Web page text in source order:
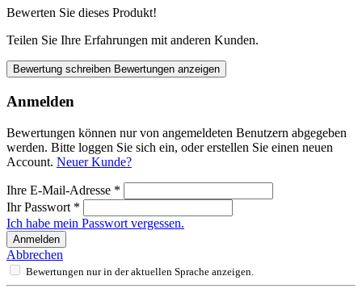
Bewerten Sie dieses Produkt!
Teilen Sie Ihre Erfahrungen mit anderen Kunden.
Bewertung schreiben Bewertungen anzeigen
Anmelden
Bewertungen können nur von angemeldeten Benutzern abgegeben
werden. Bitte loggen Sie sich ein, oder erstellen Sie einen neuen
Account. Neuer Kunde?
Ihre E-Mail-Adresse *
Ihr Passwort *
Ich habe mein Passwort vergessen.
Anmelden
Abbrechen
Bewertungen nur in der aktuellen Sprache anzeigen.